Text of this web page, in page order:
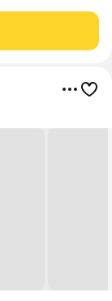
готовы и